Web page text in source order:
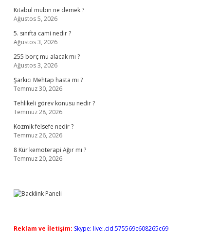
Kitabul mubin ne demek ?
Ağustos 5, 2026
5. sınıfta cami nedir ?
Ağustos 3, 2026
255 borç mu alacak mı ?
Ağustos 3, 2026
Şarkıcı Mehtap hasta mı ?
Temmuz 30, 2026
Tehlikeli görev konusu nedir ?
Temmuz 28, 2026
Kozmik felsefe nedir ?
Temmuz 26, 2026
8 Kür kemoterapi Ağır mı ?
Temmuz 20, 2026
Reklam ve İletişim: Skype: live:.cid.575569c608265c69